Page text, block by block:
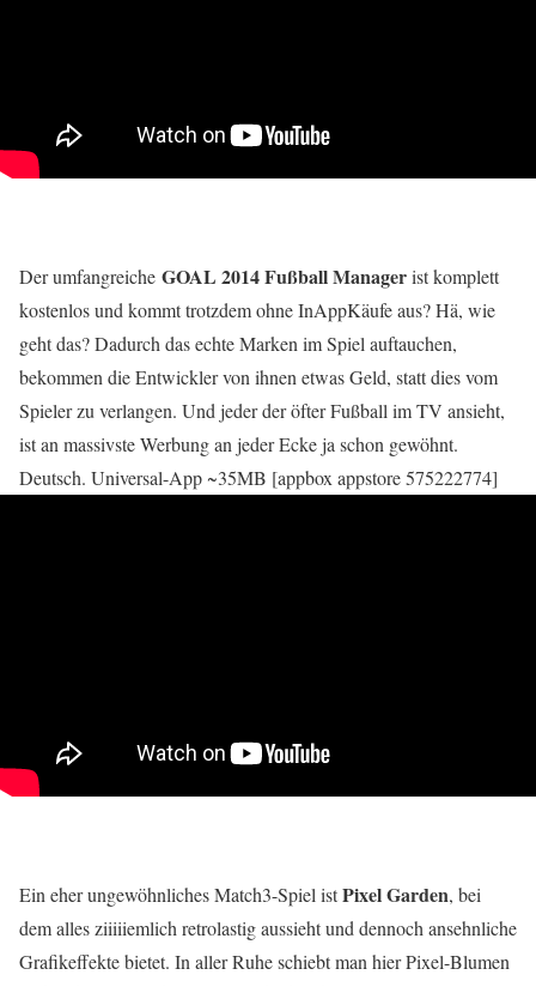
Der umfangreiche GOAL 2014 Fußball Managerist komplett
kostenlos und kommt trotzdem ohne InAppKäufe aus? Hä, wie
geht das? Dadurch das echte Marken im Spiel auftauchen,
bekommen die Entwickler von ihnen etwas Geld, statt dies vom
Spieler zu verlangen. Und jeder der öfter Fußball im TV ansieht,
ist an massivste Werbung an jeder Ecke ja schon gewöhnt.
Deutsch. Universal-App ~35MB [appbox appstore 575222774]
Ein eher ungewöhnliches Match3-Spiel istPixel Garden, bei
dem alles ziiiiiemlich retrolastig aussieht und dennoch ansehnliche
Grafikeffekte bietet. In aller Ruhe schiebt man hier Pixel-Blumen